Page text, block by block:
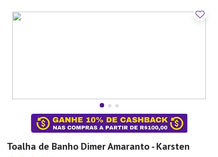
Toalha de Banho Dimer Amaranto - Karsten
2º
Panelas
7º
Xicara
Tapete
Aparelho Jantar
10º Lixeira